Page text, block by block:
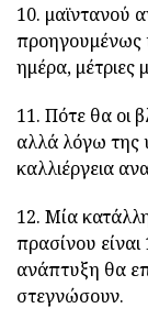
10. μαϊντανού
προηγουμένως
ημέρα, μέτριες
11. Πότε θα οι
αλλά λόγω της
καλλιέργεια
12. Μία
πρασίνου
ανάπτυξη θα
στεγνώσουν.